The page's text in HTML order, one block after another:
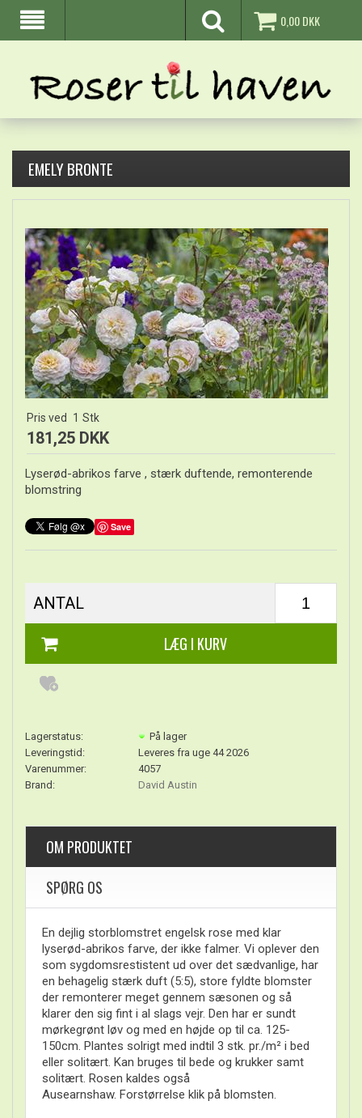
0,00DKK
EMELY BRONTE
Pris ved 1 Stk
181,25 DKK
Lyserød-abrikos farve , stærk duftende, remonterende
blomstring
Save
ANTAL
På lager
Lagerstatus:
Leveres fra uge 44 2026
Leveringstid:
4057
Varenummer:
David Austin
Brand:
OM PRODUKTET
SPØRG OS
En dejlig storblomstret engelsk rose med klar
lyserød-abrikos farve, der ikke falmer. Vi oplever den
som sygdomsrestistent ud over det sædvanlige, har
en behagelig stærk duft (5:5), store fyldte blomster
der remonterer meget gennem sæsonen og så
klarer den sig fint i al slags vejr. Den har er sundt
mørkegrønt løv og med en højde op til ca. 125-
150cm. Plantes solrigt med indtil 3 stk. pr./m² i bed
eller solitært. Kan bruges til bede og krukker samt
solitært. Rosen kaldes også
Ausearnshaw. Forstørrelse klik på blomsten.